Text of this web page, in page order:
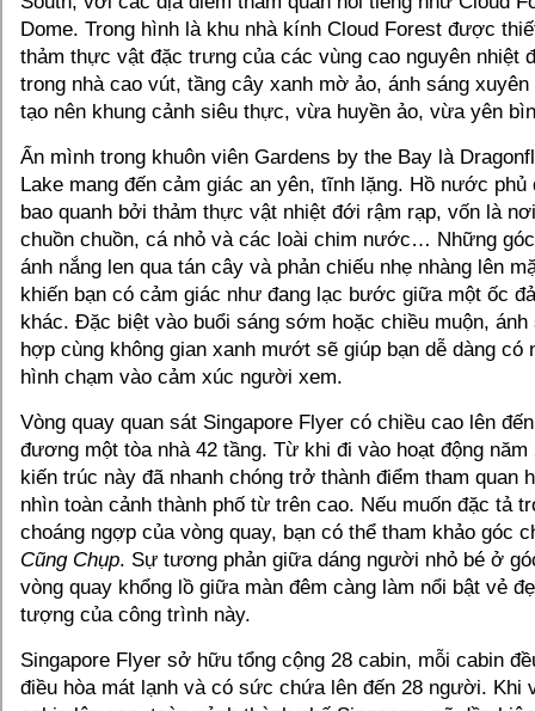
Dome. Trong hình là khu nhà kính Cloud Forest được
thảm thực vật đặc trưng của các vùng cao nguyên nhiệt
trong nhà cao vút, tầng cây xanh mờ ảo, ánh sáng
tạo nên khung cảnh siêu thực, vừa huyền ảo, vừa yên
Ẩn mình trong khuôn viên Gardens by the Bay là
Lake mang đến cảm giác an yên, tĩnh lặng. Hồ nước phủ
bao quanh bởi thảm thực vật nhiệt đới rậm rạp, vốn là
chuồn chuồn, cá nhỏ và các loài chim nước… Những
ánh nắng len qua tán cây và phản chiếu nhẹ nhàng lên
khiến bạn có cảm giác như đang lạc bước giữa một ốc
khác. Đặc biệt vào buổi sáng sớm hoặc chiều muộn, ánh
hợp cùng không gian xanh mướt sẽ giúp bạn dễ dàng có
hình chạm vào cảm xúc người xem.
Vòng quay quan sát Singapore Flyer có chiều cao lên
đương một tòa nhà 42 tầng. Từ khi đi vào hoạt động năm
kiến trúc này đã nhanh chóng trở thành điểm tham quan
nhìn toàn cảnh thành phố từ trên cao. Nếu muốn đặc tả
choáng ngợp của vòng quay, bạn có thể tham khảo góc
Cũng Chụp. Sự tương phản giữa dáng người nhỏ bé ở
vòng quay khổng lồ giữa màn đêm càng làm nổi bật vẻ
tượng của công trình này.
Singapore Flyer sở hữu tổng cộng 28 cabin, mỗi cabin
điều hòa mát lạnh và có sức chứa lên đến 28 người. Khi